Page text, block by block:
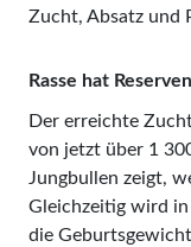
Zucht, Absatz und
Rasse hat
Der erreichte
von jetzt über 1
Jungbullen zeigt,
Gleichzeitig wird
die